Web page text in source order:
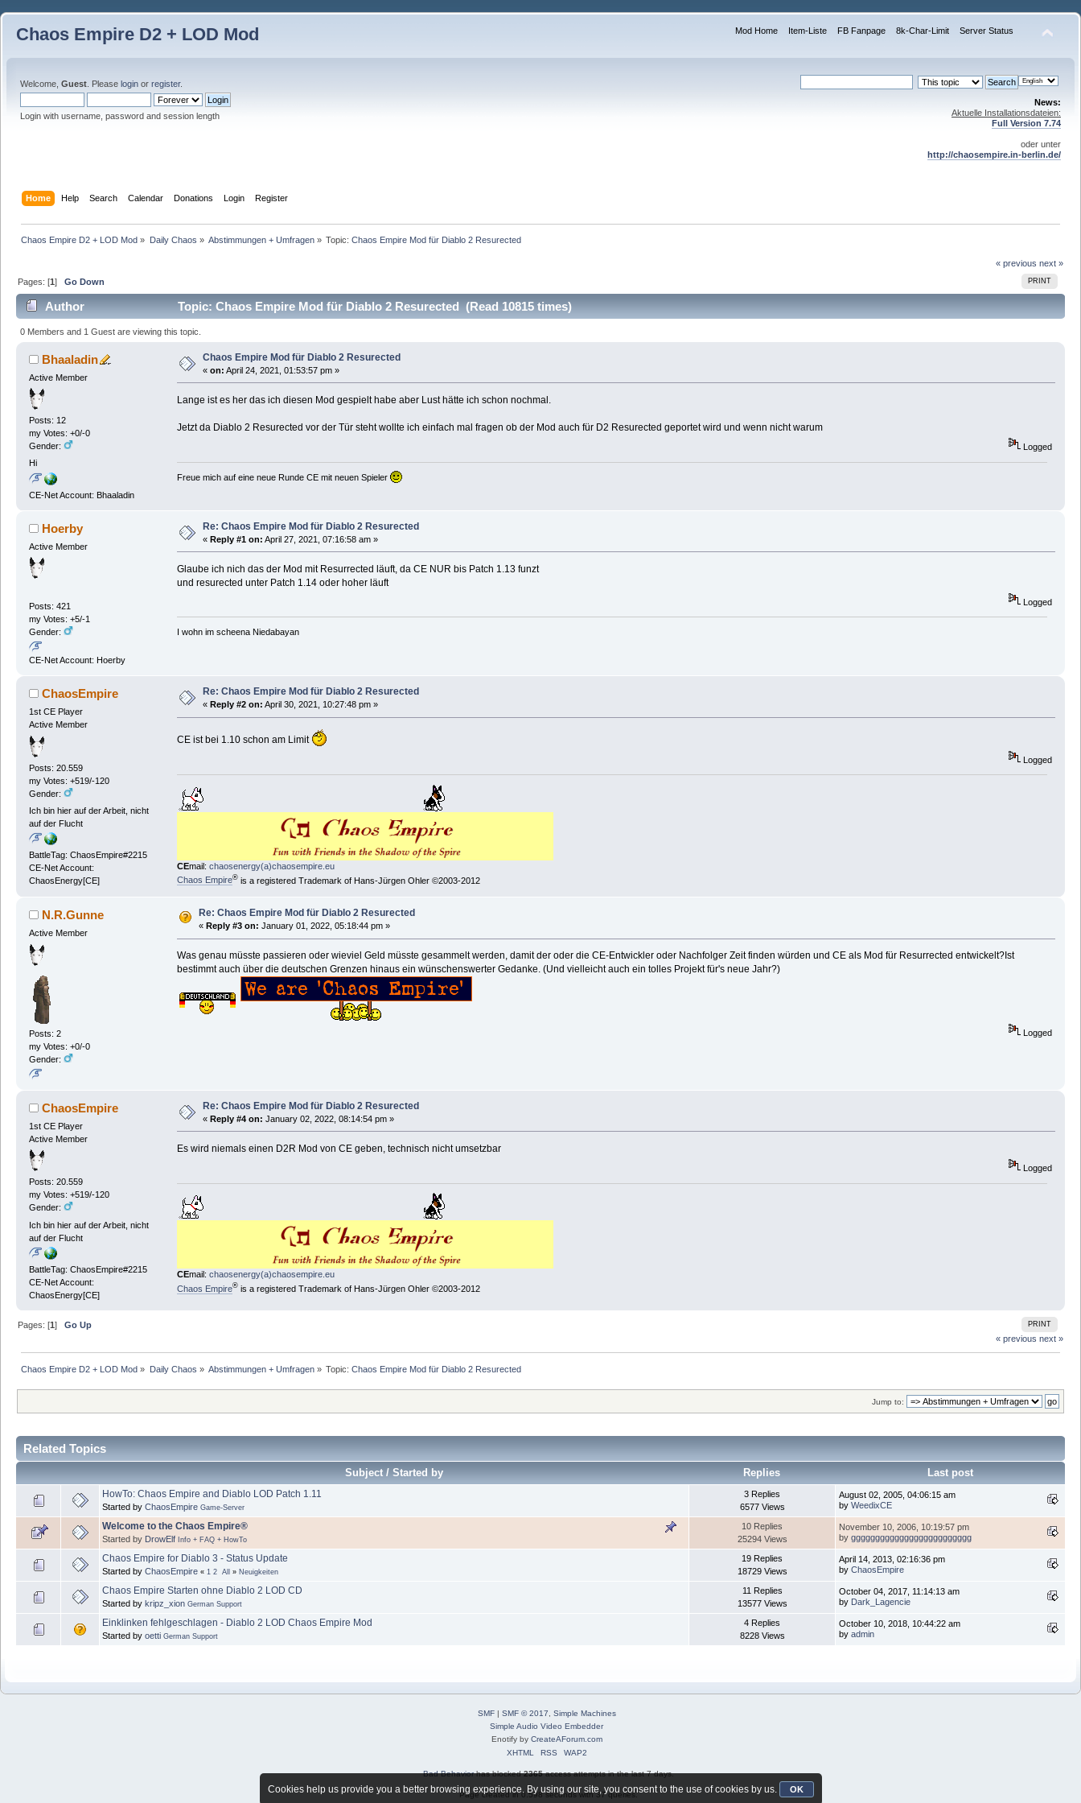
Chaos Empire D2 + LOD Mod Mod Home Item-Liste FB Fanpage 8k-Char-Limit Server Status
Welcome, Guest . Please login or register.
Login with username, password and session length
News:
Aktuelle Installationsdateien:
Full Version 7.74
oder unter
http://chaosempire.in-berlin.de/
Home Help Search Calendar Donations Login Register
Chaos Empire D2 + LOD Mod » Daily Chaos » Abstimmungen + Umfragen» Topic:Chaos Empire Mod für Diablo 2 Resurected
« previous next »
PRINT
Pages: [1]Go Down
Author Topic: Chaos Empire Mod für Diablo 2 Resurected (Read 10815 times)
0 Members and 1 Guest are viewing this topic.
Bhaaladin
Active Member
Posts: 12
my Votes: +0/-0
Gender:
Hi
CE-Net Account: Bhaaladin
Chaos Empire Mod für Diablo 2 Resurected
« on: April 24, 2021, 01:53:57 pm »
Lange ist es her das ich diesen Mod gespielt habe aber Lust hätte ich schon nochmal.
Jetzt da Diablo 2 Resurected vor der Tür steht wollte ich einfach mal fragen ob der Mod auch für D2 Resurected geportet wird und wenn nicht warum
Logged
Freue mich auf eine neue Runde CE mit neuen Spieler
Hoerby
Active Member
Posts: 421
my Votes: +5/-1
Gender:
CE-Net Account: Hoerby
Re: Chaos Empire Mod für Diablo 2 Resurected
« Reply #1 on: April 27, 2021, 07:16:58 am »
Glaube ich nich das der Mod mit Resurrected läuft, da CE NUR bis Patch 1.13 funzt
und resurected unter Patch 1.14 oder hoher läuft
Logged
I wohn im scheena Niedabayan
ChaosEmpire
1st CE Player
Active Member
Posts: 20.559
my Votes: +519/-120
Gender:
Ich bin hier auf der Arbeit, nicht
auf der Flucht
BattleTag: ChaosEmpire#2215
CE-Net Account:
ChaosEnergy[CE]
Re: Chaos Empire Mod für Diablo 2 Resurected
« Reply #2 on: April 30, 2021, 10:27:48 pm »
CE ist bei 1.10 schon am Limit
Logged
CEmail: chaosenergy(a)chaosempire.eu
Chaos Empire®is a registered Trademark of Hans-Jürgen Ohler ©2003-2012
N.R.Gunne
Active Member
Posts: 2
my Votes: +0/-0
Gender:
Re: Chaos Empire Mod für Diablo 2 Resurected
« Reply #3 on: January 01, 2022, 05:18:44 pm »
Was genau müsste passieren oder wieviel Geld müsste gesammelt werden, damit der oder die CE-Entwickler oder Nachfolger Zeit finden würden und CE als Mod für Resurrected entwickelt?Ist
bestimmt auch über die deutschen Grenzen hinaus ein wünschenswerter Gedanke. (Und vielleicht auch ein tolles Projekt für's neue Jahr?)
Logged
ChaosEmpire
1st CE Player
Active Member
Posts: 20.559
my Votes: +519/-120
Gender:
Ich bin hier auf der Arbeit, nicht
auf der Flucht
BattleTag: ChaosEmpire#2215
CE-Net Account:
ChaosEnergy[CE]
Re: Chaos Empire Mod für Diablo 2 Resurected
« Reply #4 on: January 02, 2022, 08:14:54 pm »
Es wird niemals einen D2R Mod von CE geben, technisch nicht umsetzbar
Logged
CEmail: chaosenergy(a)chaosempire.eu
Chaos Empire®is a registered Trademark of Hans-Jürgen Ohler ©2003-2012
PRINT
Pages: [1]Go Up
« previous next »
Chaos Empire D2 + LOD Mod » Daily Chaos » Abstimmungen + Umfragen» Topic:Chaos Empire Mod für Diablo 2 Resurected
Jump to:
Related Topics
Subject / Started by Replies Last post
HowTo: Chaos Empire and Diablo LOD Patch 1.11
Started by ChaosEmpire Game-Server
3 Replies
6577 Views
August 02, 2005, 04:06:15 am
by WeedixCE
Welcome to the Chaos Empire®
Started by DrowElf Info + FAQ + HowTo
10 Replies
25294 Views
November 10, 2006, 10:19:57 pm
by ggggggggggggggggggggggggg
Chaos Empire for Diablo 3 - Status Update
Started by ChaosEmpire « 1 2 All » Neuigkeiten
19 Replies
18729 Views
April 14, 2013, 02:16:36 pm
by ChaosEmpire
Chaos Empire Starten ohne Diablo 2 LOD CD
Started by kripz_xion German Support
11 Replies
13577 Views
October 04, 2017, 11:14:13 am
by Dark_Lagencie
Einklinken fehlgeschlagen - Diablo 2 LOD Chaos Empire Mod
Started by oetti German Support
4 Replies
8228 Views
October 10, 2018, 10:44:22 am
by admin
SMF| SMF © 2017
Simple Machines
Simple Audio Video Embedder
Enotify by CreateAForum.com
XHTML
RSS WAP2
Bad Behaviorhas blocked2365access attempts in the last 7 days.
Page created in 0.598 seconds with 37 queries.
Cookies help us provide you a better browsing experience. By using our site, you consent to the use of cookies by us. OK